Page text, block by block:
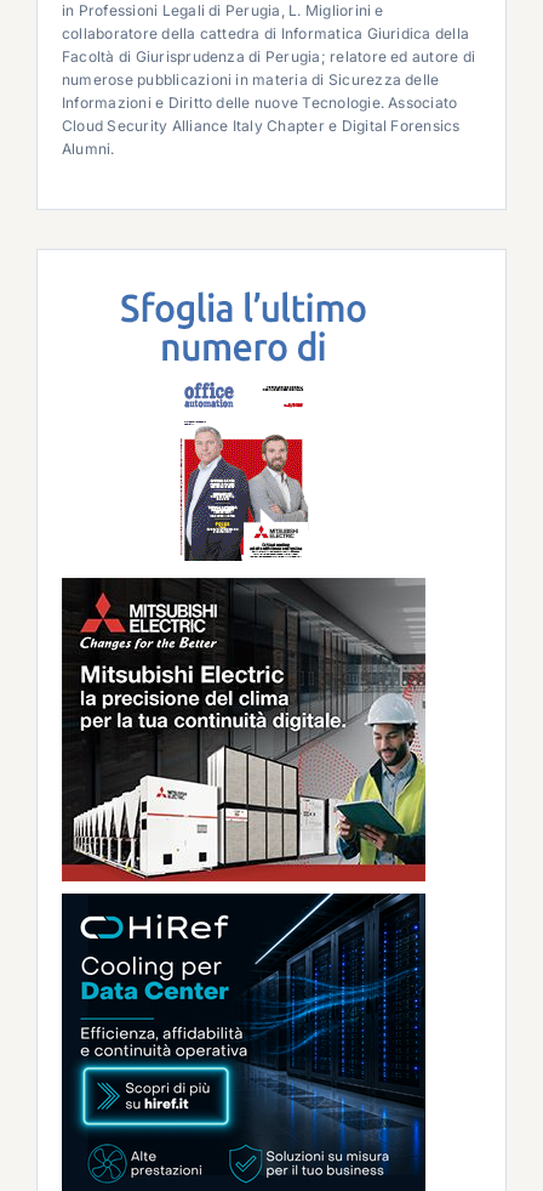
in Professioni Legali di Perugia, L. Migliorini e
collaboratore della cattedra di Informatica Giuridica della
Facoltà di Giurisprudenza di Perugia; relatore ed autore di
numerose pubblicazioni in materia di Sicurezza delle
Informazioni e Diritto delle nuove Tecnologie. Associato
Cloud Security Alliance Italy Chapter e Digital Forensics
Alumni.